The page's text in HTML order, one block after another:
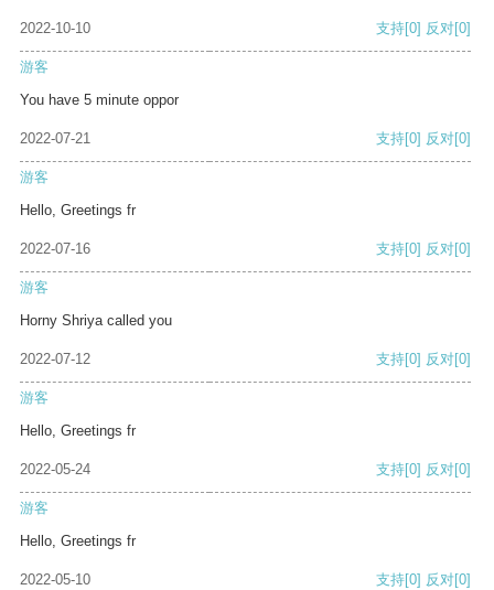
2022-10-10 支持[0] 反对[0]
游客
You have 5 minute oppor
2022-07-21 支持[0] 反对[0]
游客
Hello, Greetings fr
2022-07-16 支持[0] 反对[0]
游客
Horny Shriya called you
2022-07-12 支持[0] 反对[0]
游客
Hello, Greetings fr
2022-05-24 支持[0] 反对[0]
游客
Hello, Greetings fr
2022-05-10 支持[0] 反对[0]